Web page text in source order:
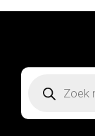
zoeken